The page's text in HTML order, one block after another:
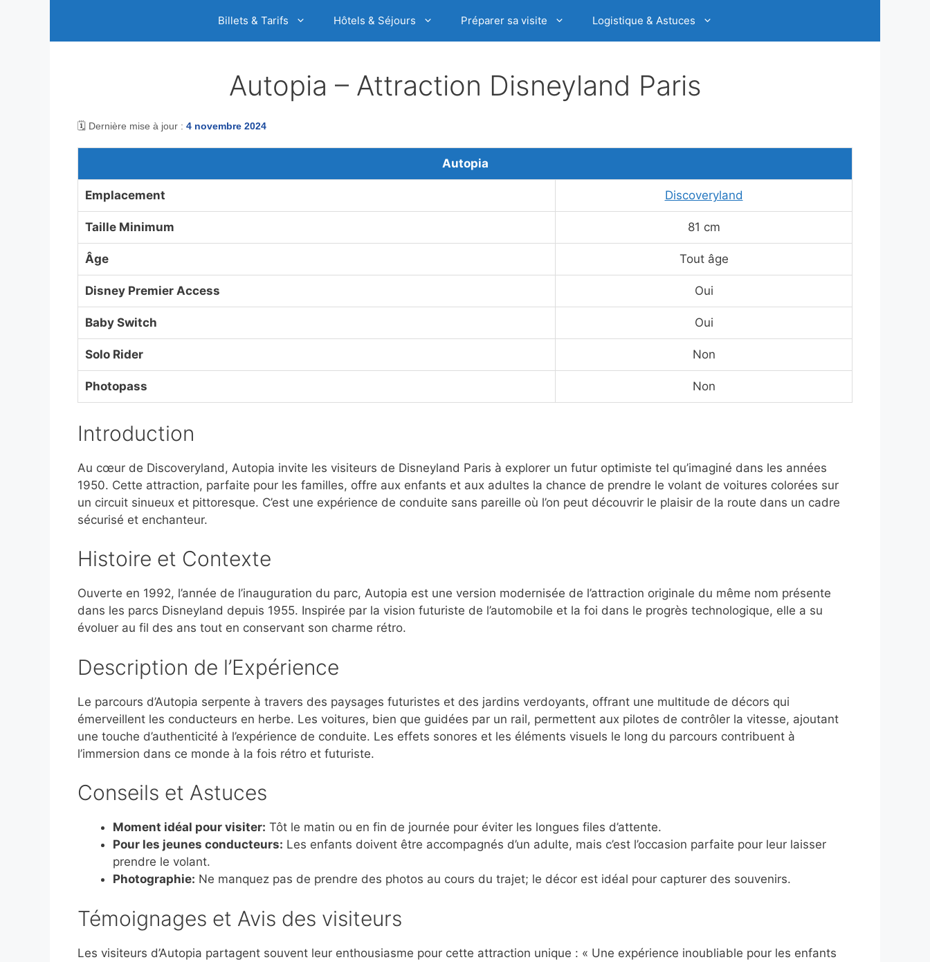
Billets & Tarifs Hôtels & Séjours Préparer sa visite Logistique & Astuces
Autopia – Attraction Disneyland Paris
🗓️ Dernière mise à jour : 4 novembre 2024
Autopia
Emplacement Discoveryland
Taille Minimum 81 cm
Âge Tout âge
Disney Premier Access Oui
Baby Switch Oui
Solo Rider Non
Photopass Non
Introduction
Au cœur de Discoveryland, Autopia invite les visiteurs de Disneyland Paris à explorer un futur optimiste tel qu’imaginé dans les années
1950. Cette attraction, parfaite pour les familles, offre aux enfants et aux adultes la chance de prendre le volant de voitures colorées sur
un circuit sinueux et pittoresque. C’est une expérience de conduite sans pareille où l’on peut découvrir le plaisir de la route dans un cadre
sécurisé et enchanteur.
Histoire et Contexte
Ouverte en 1992, l’année de l’inauguration du parc, Autopia est une version modernisée de l’attraction originale du même nom présente
dans les parcs Disneyland depuis 1955. Inspirée par la vision futuriste de l’automobile et la foi dans le progrès technologique, elle a su
évoluer au fil des ans tout en conservant son charme rétro.
Description de l’Expérience
Le parcours d’Autopia serpente à travers des paysages futuristes et des jardins verdoyants, offrant une multitude de décors qui
émerveillent les conducteurs en herbe. Les voitures, bien que guidées par un rail, permettent aux pilotes de contrôler la vitesse, ajoutant
une touche d’authenticité à l’expérience de conduite. Les effets sonores et les éléments visuels le long du parcours contribuent à
l’immersion dans ce monde à la fois rétro et futuriste.
Conseils et Astuces
Moment idéal pour visiter: Tôt le matin ou en fin de journée pour éviter les longues files d’attente.
Pour les jeunes conducteurs: Les enfants doivent être accompagnés d’un adulte, mais c’est l’occasion parfaite pour leur laisser
prendre le volant.
Photographie: Ne manquez pas de prendre des photos au cours du trajet; le décor est idéal pour capturer des souvenirs.
Témoignages et Avis des visiteurs
Les visiteurs d’Autopia partagent souvent leur enthousiasme pour cette attraction unique : « Une expérience inoubliable pour les enfants